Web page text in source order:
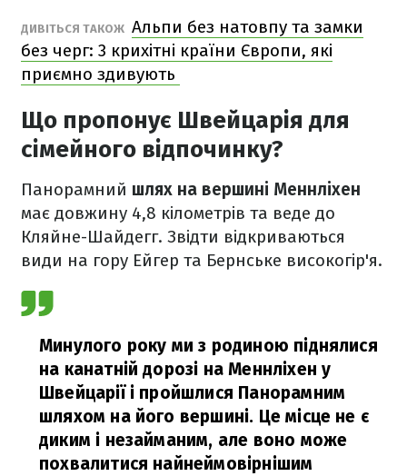
ДИВІТЬСЯ ТАКОЖ Альпи без натовпу та замки
без черг: 3 крихітні країни Європи, які
приємно здивують
Що пропонує Швейцарія для
сімейного відпочинку?
Панорамний шлях на вершині Меннліхен
має довжину 4,8 кілометрів та веде до
Кляйне-Шайдегг. Звідти відкриваються
види на гору Ейгер та Бернське високогір'я.
Минулого року ми з родиною піднялися
на канатній дорозі на Меннліхен у
Швейцарії і пройшлися Панорамним
шляхом на його вершині. Це місце не є
диким і незайманим, але воно може
похвалитися найнеймовірнішим